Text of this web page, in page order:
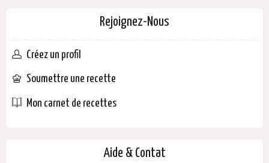
Rejoignez-Nous
Créez un profil
Soumettre une recette
Mon carnet de recettes
Aide & Contat